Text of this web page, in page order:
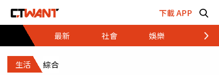
下載 APP
最新
社會 娛樂 財經
生活 綜合